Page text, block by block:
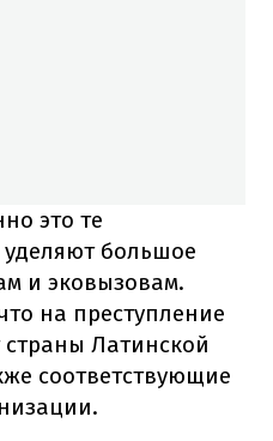
это те
уделяют большое
и эковызовам.
на преступление
Латинской
соответствующие